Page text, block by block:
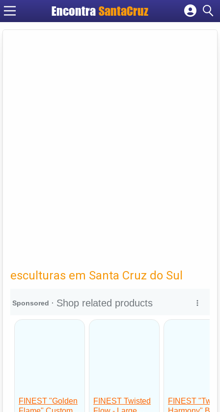
Encontra
Cadastrar empresa
esculturas em Santa Cruz do Sul